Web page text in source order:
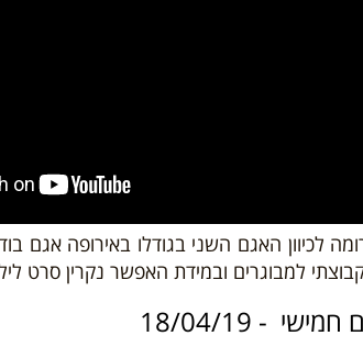
לכיוון האגם השני בגודלו באירופה אגם
למבוגרים ובמידת האפשר נקרין סרט
- 18/04/19